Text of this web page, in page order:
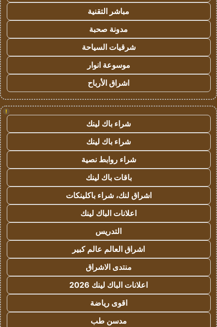
مباشر التقنية
مدونة صحبة
شرقيات السياحة
موسوعة انوار
اشراق الأرباح
!
شراء باك لينك
شراء باك لينك
شراء روابط نصية
باقات باك لينك
اشراق لنك، شراء باكلينكات
اعلانات الباك لينك
التدريس
اشراق العالم عالم كبير
منتدى الاشراق
اعلانات الباك لينك 2026
اقوى رياضة
مدسن طب